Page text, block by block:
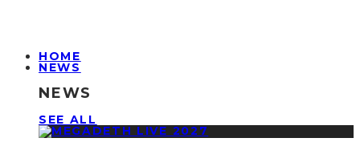
HOME
NEWS
NEWS
SEE ALL